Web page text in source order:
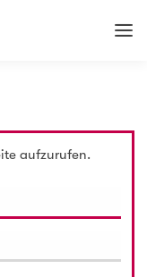
aufzurufen.